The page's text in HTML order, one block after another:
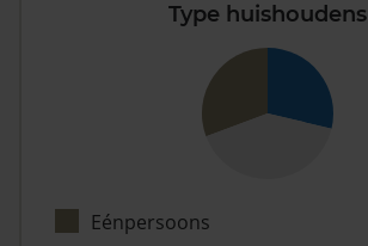
Type huishoudens
Eénpersoons